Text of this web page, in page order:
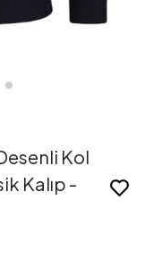
Kol
Kalıp -